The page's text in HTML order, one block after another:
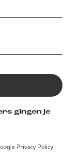
gingen je
Privacy Policy